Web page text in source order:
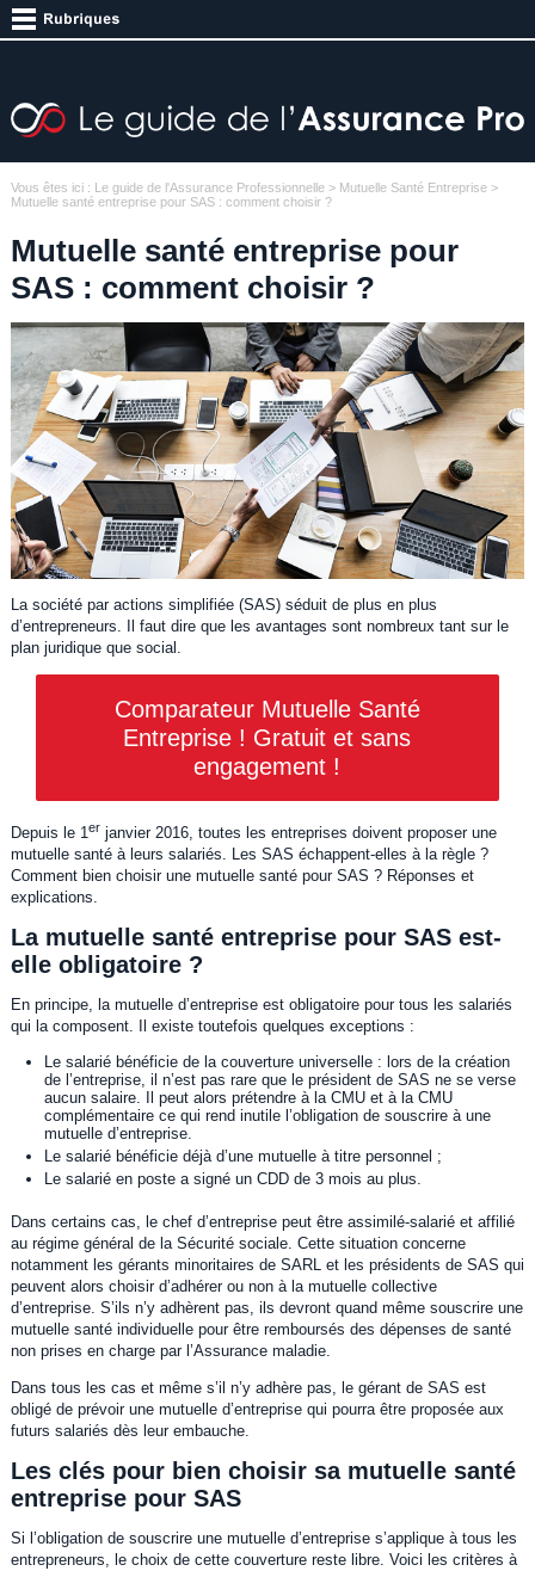
Vous êtes ici : Le guide de l'Assurance Professionnelle> Mutuelle Santé Entreprise>
Mutuelle santé entreprise pour SAS : comment choisir ?
Mutuelle santé entreprise pour
SAS : comment choisir ?
La société par actions simplifiée (SAS) séduit de plus en plus
d’entrepreneurs. Il faut dire que les avantages sont nombreux tant sur le
plan juridique que social.
Comparateur Mutuelle Santé
Entreprise ! Gratuit et sans
engagement !
Depuis le 1er janvier 2016, toutes les entreprises doivent proposer une
mutuelle santé à leurs salariés. Les SAS échappent-elles à la règle ?
Comment bien choisir une mutuelle santé pour SAS ? Réponses et
explications.
La mutuelle santé entreprise pour SAS est-
elle obligatoire ?
En principe, la mutuelle d’entreprise est obligatoire pour tous les salariés
qui la composent. Il existe toutefois quelques exceptions :
Le salarié bénéficie de la couverture universelle : lors de la création
de l’entreprise, il n’est pas rare que le président de SAS ne se verse
aucun salaire. Il peut alors prétendre à la CMU et à la CMU
complémentaire ce qui rend inutile l’obligation de souscrire à une
mutuelle d’entreprise.
Le salarié bénéficie déjà d’une mutuelle à titre personnel ;
Le salarié en poste a signé un CDD de 3 mois au plus.
Dans certains cas, le chef d’entreprise peut être assimilé-salarié et affilié
au régime général de la Sécurité sociale. Cette situation concerne
notamment les gérants minoritaires de SARL et les présidents de SAS qui
peuvent alors choisir d’adhérer ou non à la mutuelle collective
d’entreprise. S’ils n’y adhèrent pas, ils devront quand même souscrire une
mutuelle santé individuelle pour être remboursés des dépenses de santé
non prises en charge par l’Assurance maladie.
Dans tous les cas et même s’il n’y adhère pas, le gérant de SAS est
obligé de prévoir une mutuelle d’entreprise qui pourra être proposée aux
futurs salariés dès leur embauche.
Les clés pour bien choisir sa mutuelle santé
entreprise pour SAS
Si l’obligation de souscrire une mutuelle d’entreprise s’applique à tous les
entrepreneurs, le choix de cette couverture reste libre. Voici les critères à